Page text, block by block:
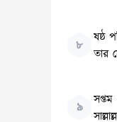
জন্য
৮
ষষ্ঠ
তার
৯
সপ্তম